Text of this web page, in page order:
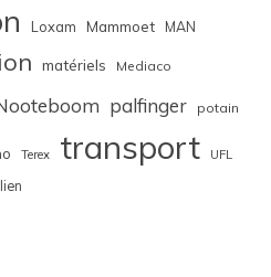
Loxam Mammoet MAN
matériels Mediaco
palfinger potain
Terex transport UFL